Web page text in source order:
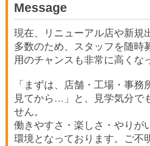
Message
現在、リニューアル店や新規
多数のため、スタッフを随時
用のチャンスも非常に高くな
「まずは、店舗・工場・事務
見てから…」と、見学気分で
せん。
働きやすさ・楽しさ・やりが
環境となっております。ご不